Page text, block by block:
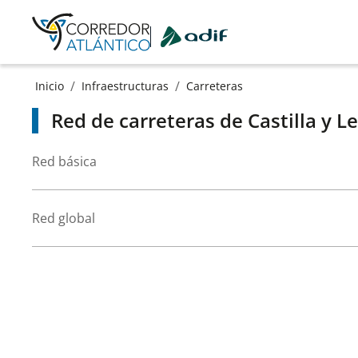
Ir a contenido principal
Inicio / Infraestructuras / Carreteras
Red de carreteras de Castilla y
Red básica
Red global